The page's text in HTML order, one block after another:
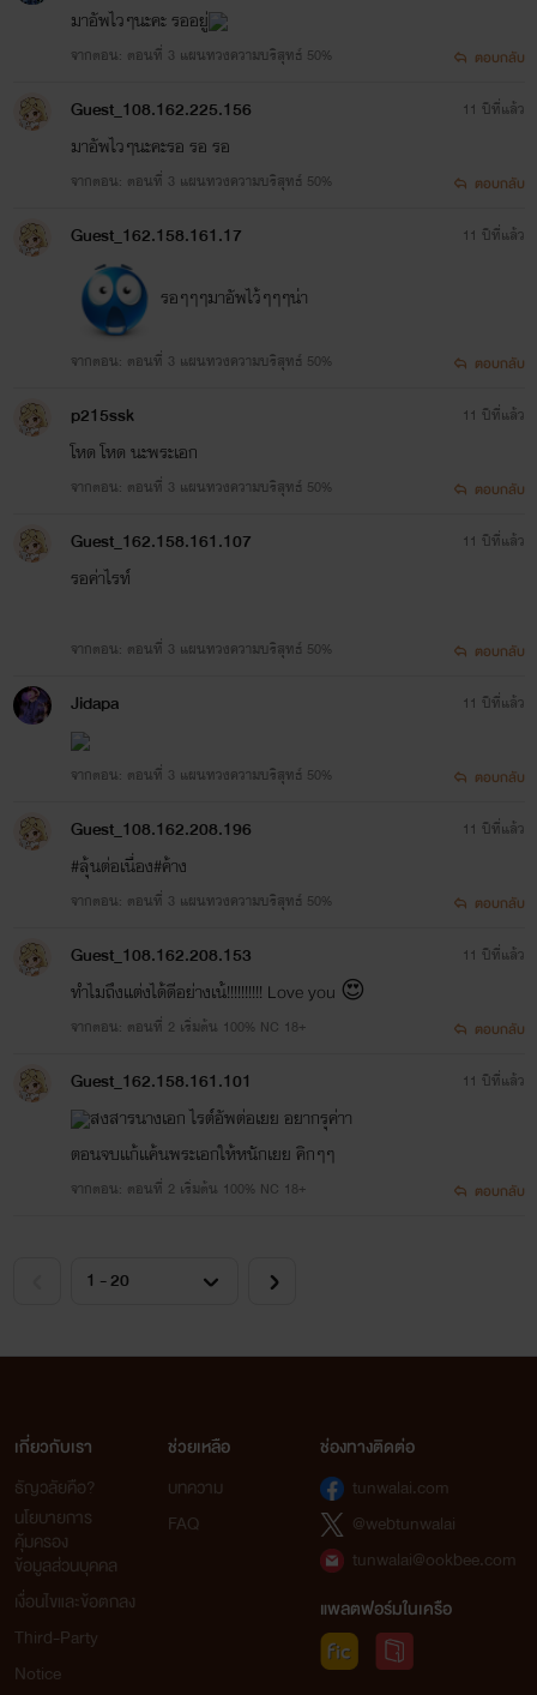
ฝากติดตามด้วยนะค่ะ ...
แอบกระซิบว่าเรื่องนี้มีการพลิกผันเยอะมากๆ รับรองความ
สนุกค่ะ
(ยังไม่บอกหรอก ว่า คนไหน พระเอก อิอิ)
มาอัพไวๆนะคะ รออยู่
จากตอน: ตอนที่ 3 แผนทวงความบริสุทธ์ 50% ตอบกลับ
Guest_108.162.225.156
มาอัพไวๆนะคะรอ รอ รอ
จากตอน: ตอนที่ 3 แผนทวงความบริสุทธ์ 50%
11 ปีที่แล้ว
ตอบกลับ
Guest_162.158.161.17
รอๆๆๆมาอัพไว้ๆๆๆน่า
จากตอน: ตอนที่ 3 แผนทวงความบริสุทธ์ 50%
11 ปีที่แล้ว
ตอบกลับ
p215ssk
โหด โหด นะพระเอก
จากตอน: ตอนที่ 3 แผนทวงความบริสุทธ์ 50%
11 ปีที่แล้ว
ตอบกลับ
Guest_162.158.161.107
รอค่าไรท์
จากตอน: ตอนที่ 3 แผนทวงความบริสุทธ์ 50%
11 ปีที่แล้ว
ตอบกลับ
Jidapa
จากตอน: ตอนที่ 3 แผนทวงความบริสุทธ์ 50%
11 ปีที่แล้ว
ตอบกลับ
Guest_108.162.208.196
#ลุ้นต่อเนื่อง#ค้าง
จากตอน: ตอนที่ 3 แผนทวงความบริสุทธ์ 50%
11 ปีที่แล้ว
ตอบกลับ
Guest_108.162.208.153
ทำไมถึงแต่งได้ดีอย่างเน้!!!!!!!!!! Love you 😍
จากตอน: ตอนที่ 2 เริ่มต้น 100% NC 18+
11 ปีที่แล้ว
ตอบกลับ
Guest_162.158.161.101
สงสารนางเอก ไรต์อัพต่อเยย อยากรุค่าา
ตอนจบเเก้เเค้นพระเอกให้หนักเยย คิกๆๆ
จากตอน: ตอนที่ 2 เริ่มต้น 100% NC 18+
11 ปีที่แล้ว
ตอบกลับ
เกี่ยวกับเรา
ธัญวลัยคือ?
นโยบายการ
คุ้มครอง
ข้อมูลส่วนบุคคล
เงื่อนไขและข้อตกลง
Third-Party
Notice
ช่วยเหลือ
บทความ
FAQ
ช่องทางติดต่อ
tunwalai.com
@webtunwalai
tunwalai@ookbee.com
แพลตฟอร์มในเครือ